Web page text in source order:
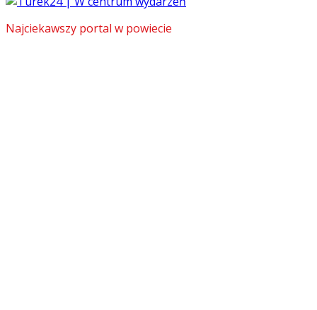
Najciekawszy portal w powiecie